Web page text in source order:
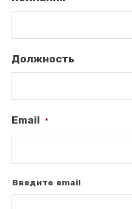
Должность
Email *
Введите email